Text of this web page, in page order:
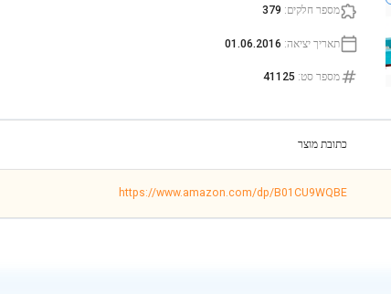
מספר חלקים:
379
תאריך יציאה:
01.06.2016
מספר סט:
41125
כתובת מוצר
https://www.amazon.com/dp/B01CU9WQBE